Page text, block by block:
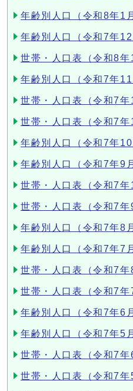
年齢別人口（令和8年1
年齢別人口（令和7年12
世帯・人口表（令和8年
年齢別人口（令和7年11
世帯・人口表（令和7年
世帯・人口表（令和7年
年齢別人口（令和7年10
年齢別人口（令和7年9
世帯・人口表（令和7年
世帯・人口表（令和7年
年齢別人口（令和7年8
年齢別人口（令和7年7
世帯・人口表（令和7年
世帯・人口表（令和7年
年齢別人口（令和7年6
年齢別人口（令和7年5
世帯・人口表（令和7年
世帯・人口表（令和7年